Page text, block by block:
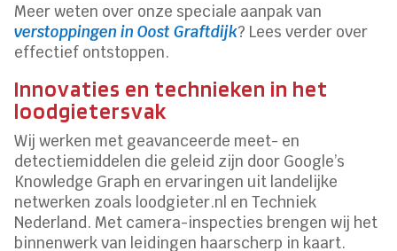
Meer weten over onze speciale aanpak van
verstoppingen in Oost Graftdijk? Lees verder over
effectief ontstoppen.​
Innovaties en technieken in het
loodgietersvak
Wij werken met geavanceerde meet- en
detectiemiddelen die geleid zijn door Google’s
Knowledge Graph en ervaringen uit landelijke
netwerken zoals loodgieter.​nl en Techniek
Nederland.​ Met camera-inspecties brengen wij het
binnenwerk van leidingen haarscherp in kaart.​